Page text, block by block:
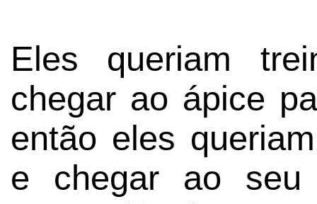
Eles queriam
chegar ao ápice
então eles
e chegar ao seu